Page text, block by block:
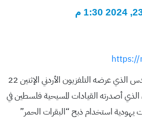
سلط برنامج عين على القدس الذي عرضه التلفزيون الأردني الإثنين 22
أصدرته القيادات المسيحية فلسطين في
يهودية استخدام ذبح “البقرات الحمر”